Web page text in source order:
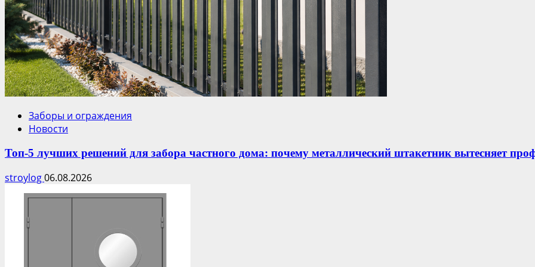
Заборы и ограждения
Новости
Топ-5 лучших решений для забора частного дома: почему металлический штакетник вытесняет
stroylog06.08.2026